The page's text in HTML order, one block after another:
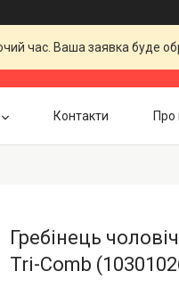
час. Ваша заявка буде
Контакти Про
Гребінець
Tri-Comb